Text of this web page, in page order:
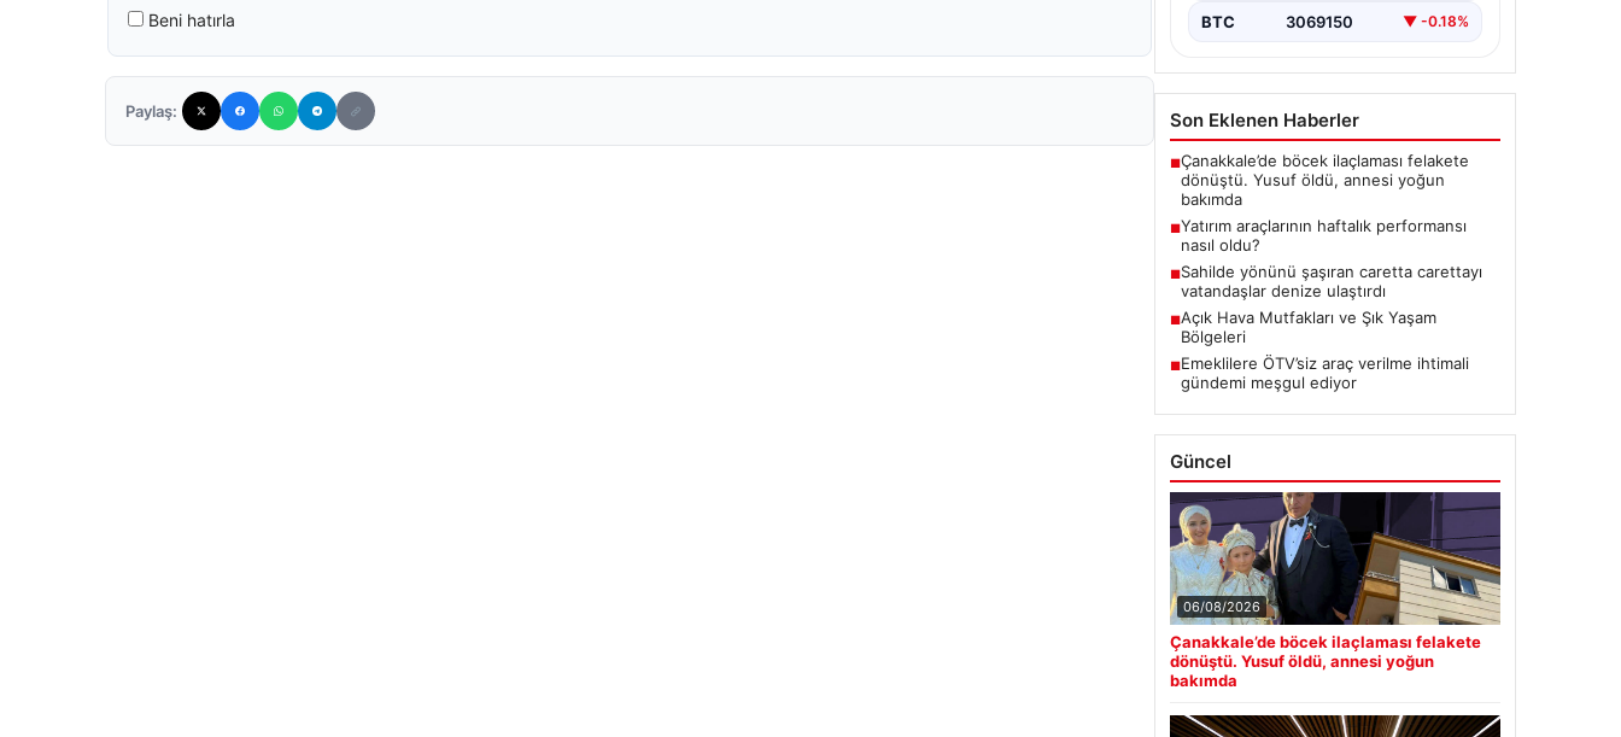
Beni hatırla
Paylaş:
BTC 3069150 ▼ -0.18%
Son Eklenen Haberler
■Çanakkale’de böcek ilaçlaması felakete
dönüştü. Yusuf öldü, annesi yoğun
bakımda
■Yatırım araçlarının haftalık performansı
nasıl oldu?
■Sahilde yönünü şaşıran caretta carettayı
vatandaşlar denize ulaştırdı
■Açık Hava Mutfakları ve Şık Yaşam
Bölgeleri
■Emeklilere ÖTV’siz araç verilme ihtimali
gündemi meşgul ediyor
Güncel
06/08/2026
Çanakkale’de böcek ilaçlaması felakete
dönüştü. Yusuf öldü, annesi yoğun
bakımda